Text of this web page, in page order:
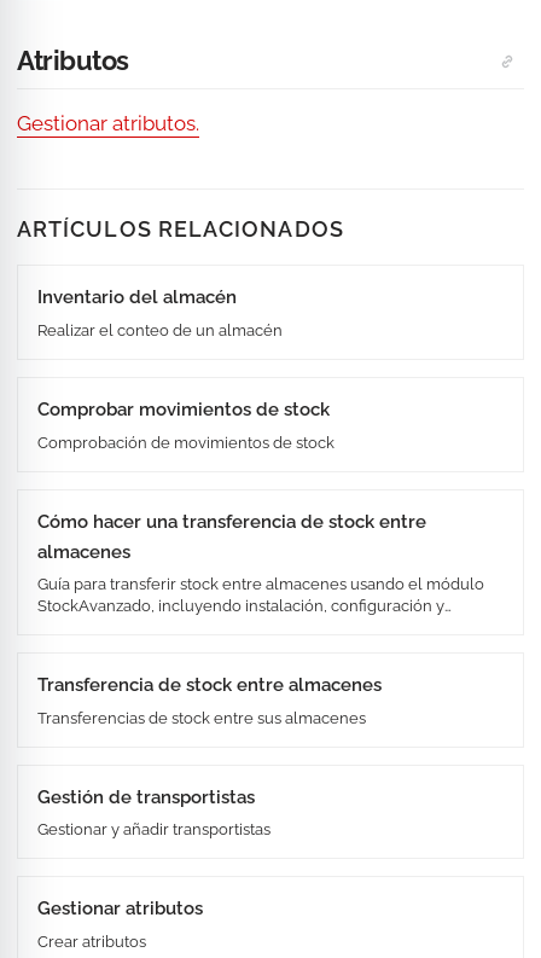
Atributos
Gestionar atributos.
ARTÍCULOS RELACIONADOS
Inventario del almacén
Realizar el conteo de un almacén
Comprobar movimientos de stock
Comprobación de movimientos de stock
Cómo hacer una transferencia de stock entre
almacenes
Guía para transferir stock entre almacenes usando el módulo
StockAvanzado, incluyendo instalación, configuración y
Transferencia de stock entre almacenes
Transferencias de stock entre sus almacenes
Gestión de transportistas
Gestionar y añadir transportistas
Gestionar atributos
Crear atributos